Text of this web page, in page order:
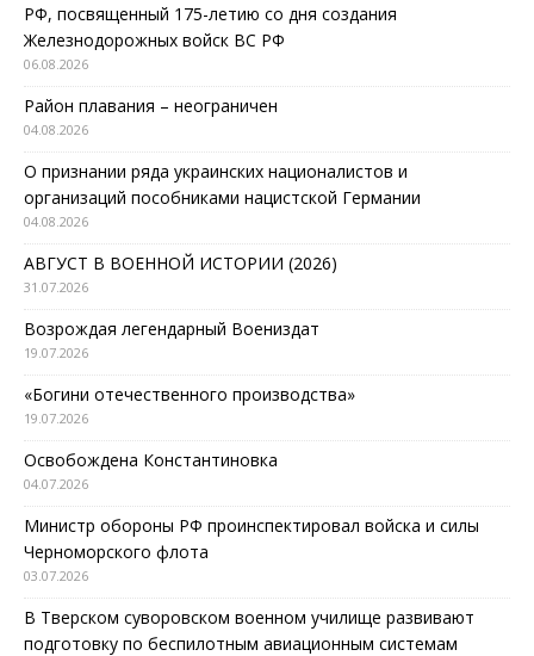
РФ, посвященный 175-летию со дня создания
Железнодорожных войск ВС РФ
06.08.2026
Район плавания – неограничен
04.08.2026
О признании ряда украинских националистов и
организаций пособниками нацистской Германии
04.08.2026
АВГУСТ В ВОЕННОЙ ИСТОРИИ (2026)
31.07.2026
Возрождая легендарный Воениздат
19.07.2026
«Богини отечественного производства»
19.07.2026
Освобождена Константиновка
04.07.2026
Министр обороны РФ проинспектировал войска и силы
Черноморского флота
03.07.2026
В Тверском суворовском военном училище развивают
подготовку по беспилотным авиационным системам